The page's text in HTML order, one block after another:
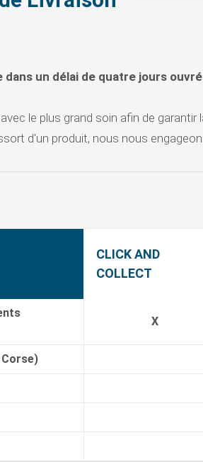
dans un délai de quatre jours
le plus grand soin afin de garantir
d'un produit, nous nous
CLICK AND
COLLECT
X